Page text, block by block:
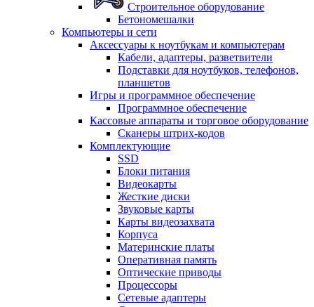
Строительное оборудование
Бетономешалки
Компьютеры и сети
Аксессуары к ноутбукам и компьютерам
Кабели, адаптеры, разветвители
Подставки для ноутбуков, телефонов,
планшетов
Игры и программное обеспечение
Программное обеспечение
Кассовые аппараты и торговое оборудование
Сканеры штрих-кодов
Комплектующие
SSD
Блоки питания
Видеокарты
Жесткие диски
Звуковые карты
Карты видеозахвата
Корпуса
Материнские платы
Оперативная память
Оптические приводы
Процессоры
Сетевые адаптеры